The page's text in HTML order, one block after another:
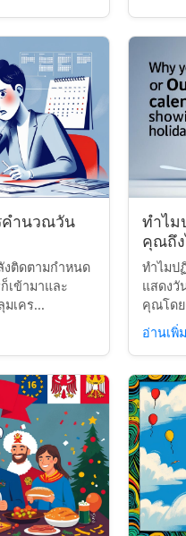
คำนวณวัน
งติดตามกำหนด
เข้ามาและ
เคร...
ทำไม
คุณถึ
ทำไมป
แสดง
คุณโดย
อ่านเพิ่